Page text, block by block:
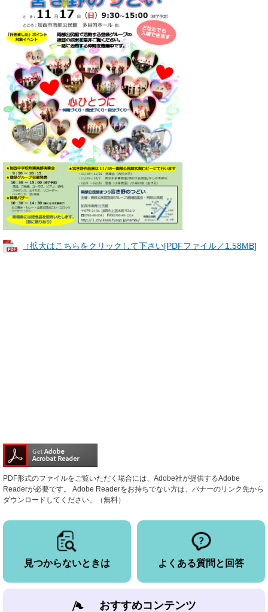
↑拡大はこちらをクリックして下さい[PDFファイル／1.58MB]
PDF形式のファイルをご覧いただく場合には、Adobe社が提供するAdobe
Readerが必要です。
Adobe Readerをお持ちでない方は、バナーのリンク先から
ダウンロードしてください。（無料）
見つからないときは よくある質問と回答
おすすめコンテンツ